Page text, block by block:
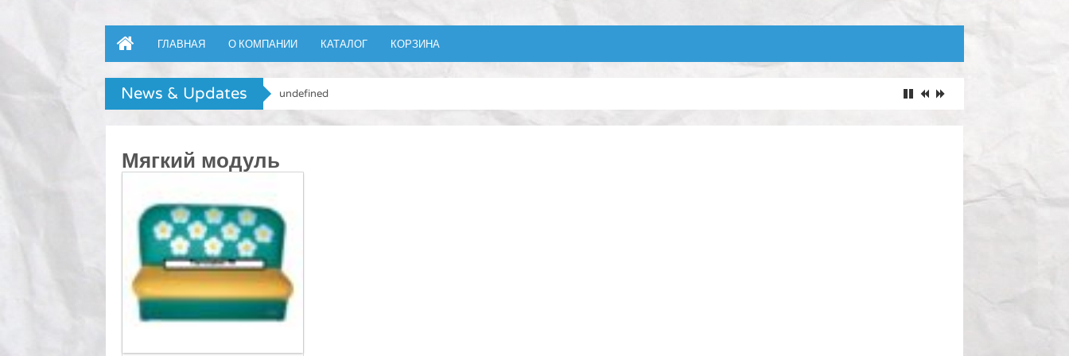
ГЛАВНАЯ О КОМПАНИИ КАТАЛОГ КОРЗИНА
News & Updates undefined
Мягкий модуль